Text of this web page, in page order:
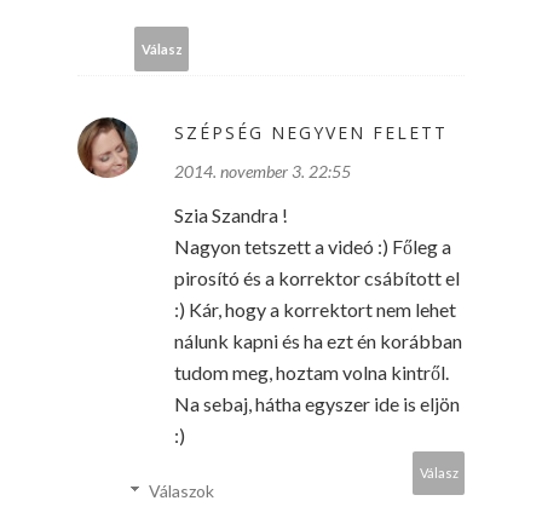
Válasz
SZÉPSÉG NEGYVEN FELETT
2014. november 3. 22:55
Szia Szandra !
Nagyon tetszett a videó :) Főleg a
pirosító és a korrektor csábított el
:) Kár, hogy a korrektort nem lehet
nálunk kapni és ha ezt én korábban
tudom meg, hoztam volna kintről.
Na sebaj, hátha egyszer ide is eljön
:)
Válasz
Válaszok